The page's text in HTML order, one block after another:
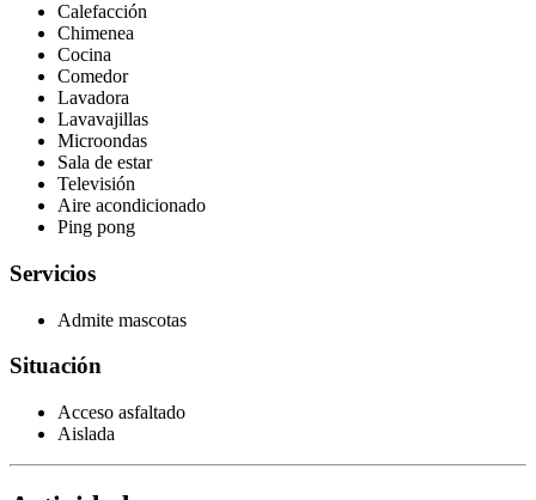
Calefacción
Chimenea
Cocina
Comedor
Lavadora
Lavavajillas
Microondas
Sala de estar
Televisión
Aire acondicionado
Ping pong
Servicios
Admite mascotas
Situación
Acceso asfaltado
Aislada